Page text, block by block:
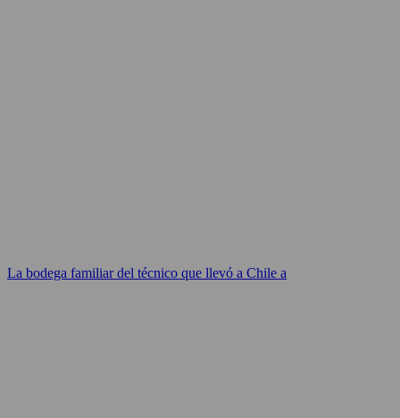
La bodega familiar del técnico que llevó a Chile a